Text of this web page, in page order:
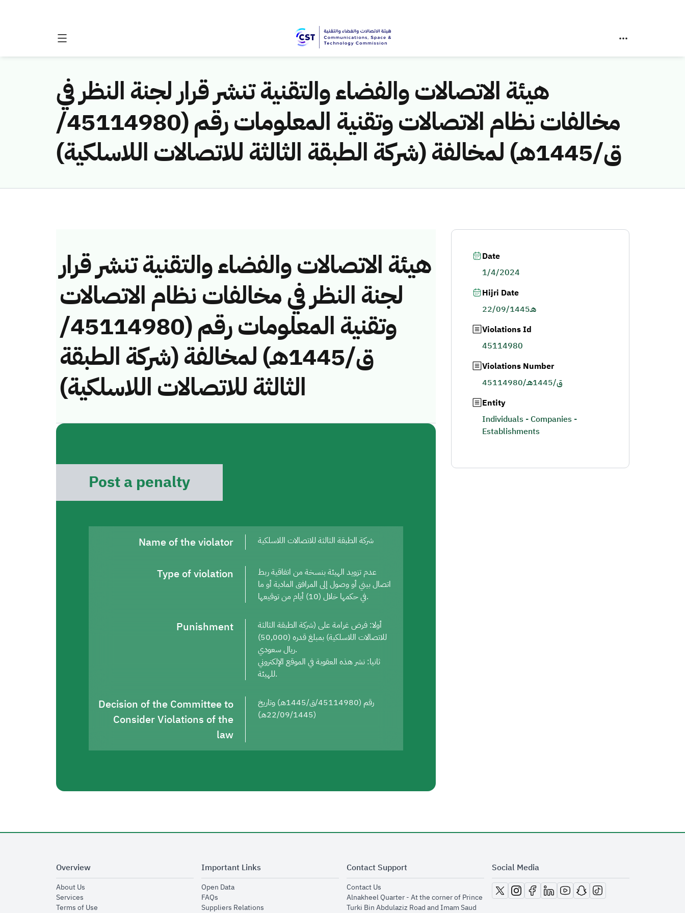
هيئة الاتصالات والفضاء والتقنية تنشر قرار لجنة النظر في
مخالفات نظام الاتصالات وتقنية المعلومات رقم (45114980/
ق/1445هـ) لمخالفة (شركة الطبقة الثالثة للاتصالات اللاسلكية)
هيئة الاتصالات والفضاء والتقنية تنشر قرار
لجنة النظر في مخالفات نظام الاتصالات
وتقنية المعلومات رقم (45114980/
ق/1445هـ) لمخالفة (شركة الطبقة
الثالثة للاتصالات اللاسلكية)
Post a penalty
Name of the violator شركة الطبقة الثالثة للاتصالات اللاسلكية
Type of violation
عدم تزويد الهيئة بنسخة من اتفاقية ربط
اتصال بيني أو وصول إلى المرافق المادية أو ما
في حكمها خلال (10) أيام من توقيعها.
Punishment
أولا: فرض غرامة على (شركة الطبقة الثالثة
للاتصالات اللاسلكية) بمبلغ قدره (50,000)
ريال سعودي.
ثانيا: نشر هذه العقوبة في الموقع الإلكتروني
للهيئة.
Decision of the Committee to
Consider Violations of the
law
رقم (45114980/ق/1445هـ) وتاريخ
(22/09/1445هـ)
Date
1/4/2024
Hijri Date
22/09/1445هـ
Violations Id
45114980
Violations Number
45114980/ق/1445هـ
Entity
Individuals - Companies -
Establishments
Overview
About Usopens in new window
Servicesopens in new window
Terms of Useopens in new window
Important Links
Open Dataopens in new window
FAQsopens in new window
Suppliers Relationsopens in new window
Contact Support
Contact Usopens in new window
Alnakheel Quarter - At the corner of Prince
Turki Bin Abdulaziz Road and Imam Saud
Social Media
opens in new window
opens in new window
opens in new window
opens in new window
opens in new window
opens in new window
opens in new window